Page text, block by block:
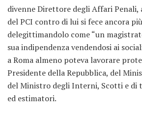
divenne Direttore degli Affari Penali,
del PCI contro di lui si fece ancora
delegittimandolo come “un
sua indipendenza vendendosi ai
a Roma almeno poteva lavorare
Presidente della Repubblica, del
del Ministro degli Interni, Scotti e
ed estimatori.